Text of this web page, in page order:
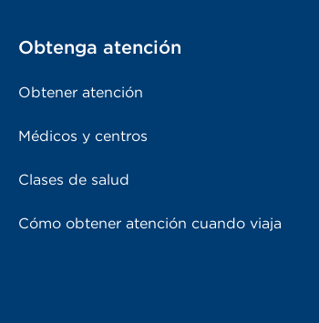
Obtenga atención
Obtener atención
Médicos y centros
Clases de salud
Cómo obtener atención cuando viaja